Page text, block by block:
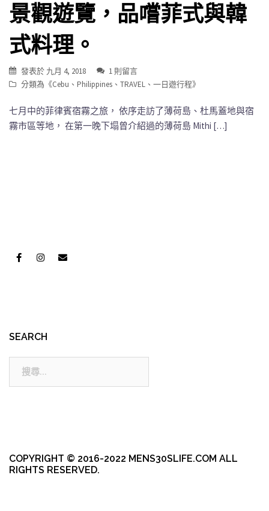
景觀遊覽，品嚐菲式與韓
式料理。
發表於 九月 4, 2018
1 則留言
分類為《Cebu 、 Philippines 、 TRAVEL 、 一日遊行程》
七月中的菲律賓宿霧之旅， 依序走訪了薄荷島、杜馬蓋地與宿
霧市區等地， 在第一晚下塌曾介紹過的薄荷島 Mithi […]
SEARCH
COPYRIGHT © 2016-2022 MENS30SLIFE.COM ALL
RIGHTS RESERVED.